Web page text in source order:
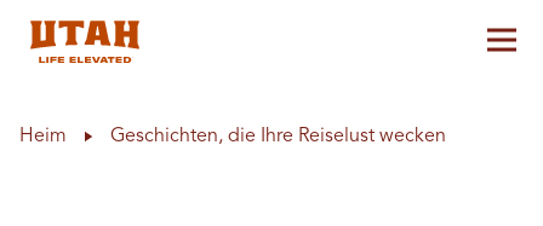
Heim Geschichten, die Ihre Reiselust wecken